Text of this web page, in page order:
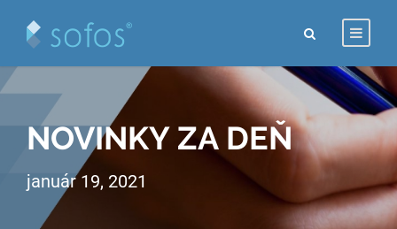
NOVINKY ZA DEŇ
január 19, 2021